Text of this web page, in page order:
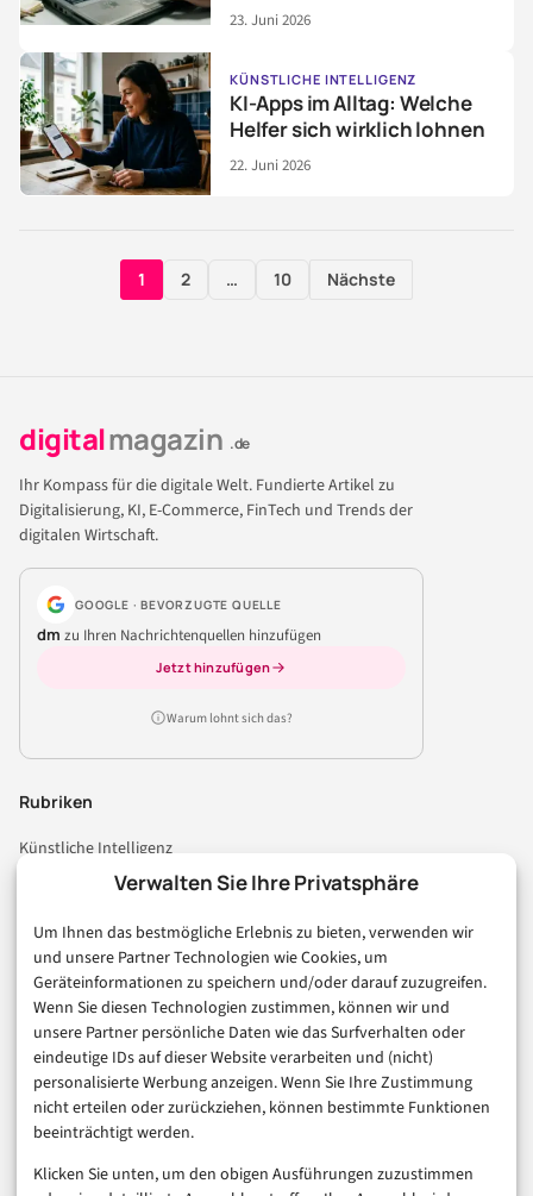
Verwalten Sie Ihre Privatsphäre
Um Ihnen das bestmögliche Erlebnis zu bieten, verwenden wir
und unsere Partner Technologien wie Cookies, um
Geräteinformationen zu speichern und/oder darauf zuzugreifen.
Wenn Sie diesen Technologien zustimmen, können wir und
unsere Partner persönliche Daten wie das Surfverhalten oder
eindeutige IDs auf dieser Website verarbeiten und (nicht)
personalisierte Werbung anzeigen. Wenn Sie Ihre Zustimmung
nicht erteilen oder zurückziehen, können bestimmte Funktionen
beeinträchtigt werden.
Klicken Sie unten, um den obigen Ausführungen zuzustimmen
23. Juni 2026
KÜNSTLICHE INTELLIGENZ
KI-Apps im Alltag: Welche
Helfer sich wirklich lohnen
22. Juni 2026
Seitennummerierung
1 2 … 10 Nächste
digitalmagazin .de
Ihr Kompass für die digitale Welt. Fundierte Artikel zu
Digitalisierung, KI, E-Commerce, FinTech und Trends der
digitalen Wirtschaft.
GOOGLE · BEVORZUGTE QUELLE
dm zu Ihren Nachrichtenquellen hinzufügen
Jetzt hinzufügen
Warum lohnt sich das?
Rubriken
Künstliche Intelligenz
Technologie & IT
Consumer & Digital Life
Marketing
Finanzen & FinTech
Business & Karriere
Sicherheit & Recht
Digitalisierung
Marketing
Magazin